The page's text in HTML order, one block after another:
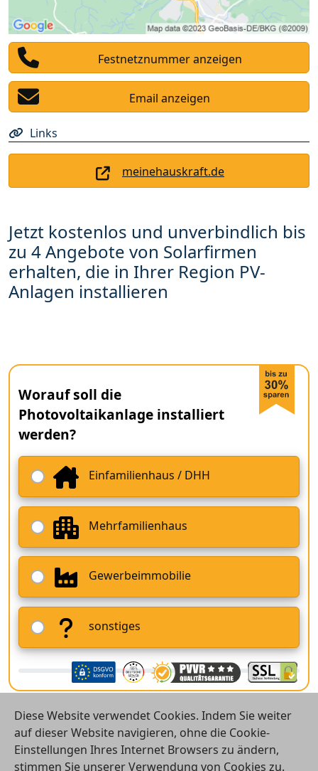
Festnetznummer anzeigen
Email anzeigen
Links
meinehauskraft.de
Jetzt kostenlos und unverbindlich bis
zu 4 Angebote von Solarfirmen
erhalten, die in Ihrer Region PV-
Anlagen installieren
Worauf soll die
Photovoltaikanlage installiert
werden?
Einfamilienhaus / DHH
Mehrfamilienhaus
Gewerbeimmobilie
sonstiges
Diese Website verwendet Cookies. Indem Sie weiter
auf dieser Website navigieren, ohne die Cookie-
Einstellungen Ihres Internet Browsers zu ändern,
stimmen Sie unserer Verwendung von Cookies zu.